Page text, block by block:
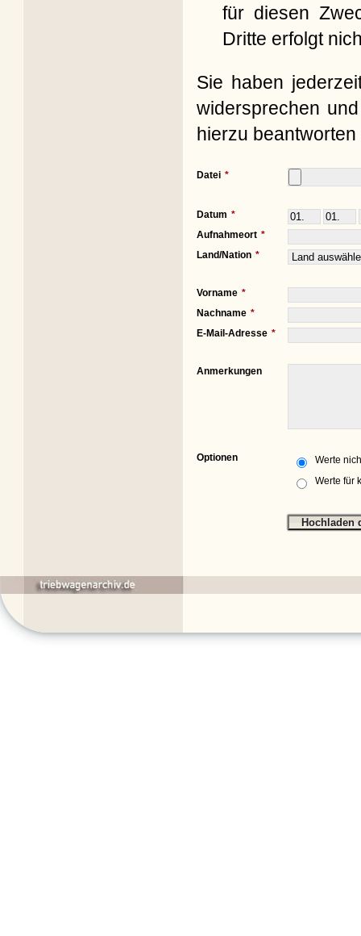
für diesen
Dritte erfolgt
Sie haben
widersprechen
hierzu
Datei
Datum
Aufnahmeort
Land/Nation
Vorname
Nachname
E-Mail-Adresse
Anmerkungen
Optionen
Werte
Werte für